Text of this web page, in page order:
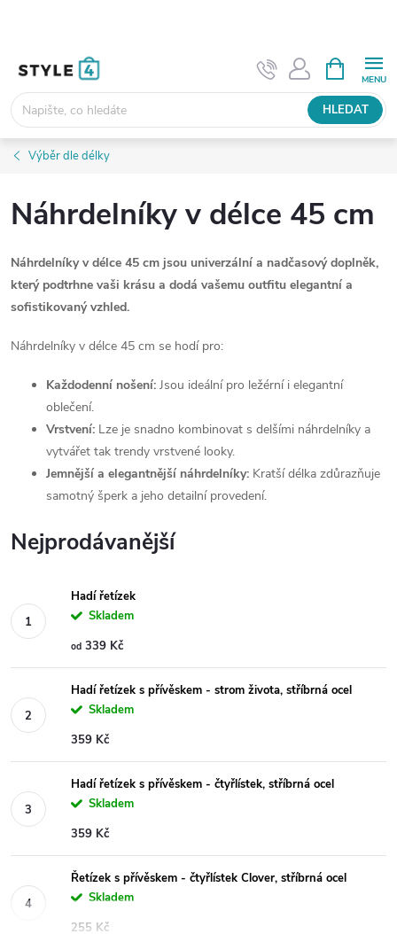
HLEDAT
NÁKUPNÍ
KOŠÍK
Výběr dle délky
Náhrdelníky v délce 45 cm
Náhrdelníky v délce 45 cm jsou univerzální a nadčasový doplněk,
který podtrhne vaši krásu a dodá vašemu outfitu elegantní a
sofistikovaný vzhled.
Náhrdelníky v délce 45 cm se hodí pro:
Každodenní nošení: Jsou ideální pro ležérní i elegantní
oblečení.
Vrstvení: Lze je snadno kombinovat s delšími náhrdelníky a
vytvářet tak trendy vrstvené looky.
Jemnější a elegantnější náhrdelníky: Kratší délka zdůrazňuje
samotný šperk a jeho detailní provedení.
Nejprodávanější
Hadí řetízek
Skladem
od 339 Kč
Hadí řetízek s přívěskem - strom života, stříbrná ocel
Skladem
359 Kč
Hadí řetízek s přívěskem - čtyřlístek, stříbrná ocel
Skladem
359 Kč
Řetízek s přívěskem - čtyřlístek Clover, stříbrná ocel
Skladem
255 Kč